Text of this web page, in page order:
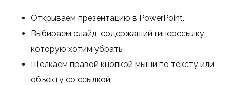
Открываем презентацию в PowerPoint.
Выбираем слайд, содержащий гиперссылку,
которую хотим убрать.
Щелкаем правой кнопкой мыши по тексту или
объекту со ссылкой.